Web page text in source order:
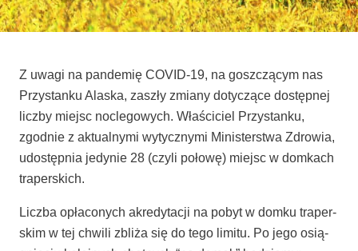
Z uwa­gi na pan­de­mię COVID-19, na gosz­czą­cym nas
Przy­stan­ku Ala­ska, zaszły zmia­ny doty­czą­ce dostęp­nej
licz­by miejsc noc­le­go­wych. Wła­ści­ciel Przy­stan­ku,
zgod­nie z aktu­al­ny­mi wytycz­ny­mi Mini­ster­stwa Zdro­wia,
udo­stęp­nia jedy­nie 28 (czy­li poło­wę) miejsc w dom­kach
traperskich.
Licz­ba opła­co­nych akre­dy­ta­cji na pobyt w dom­ku tra­per­
skim w tej chwi­li zbli­ża się do tego limi­tu. Po jego osią­